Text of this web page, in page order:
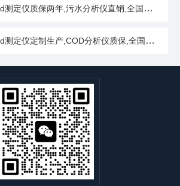
定仪质保两年,污水分析仪直销,全国顺丰包邮
定仪定制生产,COD分析仪质保,全国顺丰包邮